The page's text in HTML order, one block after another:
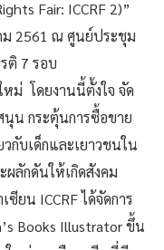
Fair: ICCRF 2)”
ม 2561 ณ ศูนย์ประชุม
ติ 7 รอบ
หม่ โดยงานนี้ตั้งใจ จัด
นุน กระตุ้นการซื้อขาย
กับเด็กและเยาวชนใน
ลักดันให้เกิดสังคม
ยน ICCRF ได้จัดการ
Books Illustrator ขึ้น